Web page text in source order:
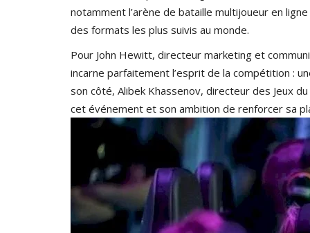
notamment l’arène de bataille multijoueur en
des formats les plus suivis au monde.
Pour John Hewitt, directeur marketing et
incarne parfaitement l’esprit de la compétition :
son côté, Alibek Khassenov, directeur des Jeux
cet événement et son ambition de renforcer sa